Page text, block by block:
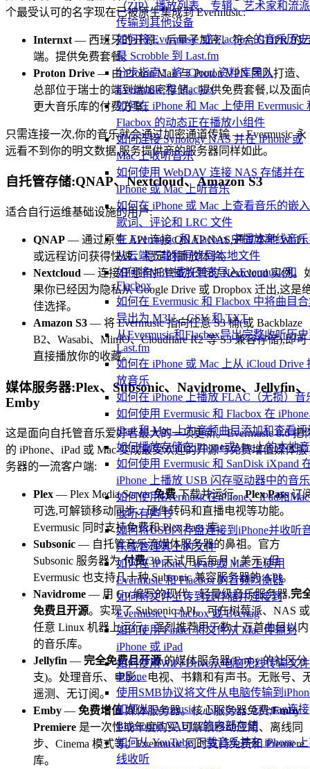
（ZIP）播放列表、专辑、艺术家和流
传输到其他设备
如何将 Evermusic 或 Flacbox 的音乐历
录 Scrobble 到 Last.fm
分步指南：将 iCloud 资料库导入
Evermusic 和 Flacbox
如何在 iPhone 和 Mac 上使用 Evermusic
Flacbox 的动态正在播放小组件
如何连接 Synology NAS 并在 iPhone 或
Mac 上收听音乐
如何使用 WebDAV 连接 NAS 存储并在
iPhone 或 Mac 上听音乐
如何在 iPhone 或 Mac 上查看音乐的嵌
歌词、评论和 LRC 文件
在 Evermusic 和 Flacbox 中播放离线音
从云端下载和同步到本地文件
如何将M3U播放列表导入Evermusic和
Flacbox
如何在 Evermusic 和 Flacbox 中将曲目
导出为 M3U、CSV 和 TXT
从Evermusic和Flacbox导出完整收听历
Last.fm
如何在 iPhone 或 Mac 上从 iCloud Drive
放音乐
如何在 iPhone 上播放 FLAC（无损）音
如何使用 Evermusic 和 Flacbox 在
iPad 和 Mac 上为音频曲目添加和查看评
如何播放存储在iPhone或Mac上的本地
如何使用 Evermusic 和 SanDisk iXpand
iPhone 上播放 USB 闪存驱动器中的音乐
如何使用Evermusic在iPhone、iPad和
收听有声书
如何将USB闪存盘连接到iPhone并收听
乐或管理其上的文件
如何在 iPhone、iPad 或 Mac 上使用
Evermusic 和 Flacbox 的音频均衡器
如何将文件上传到云存储并连接到
Evermusic、Flacbox 或 Evertag
如何使用 Finder 将文件从 Mac 传输到
iPhone 或 iPad
如何使用WiFi-Drive从电脑无线传输文
iPhone
使用SMB协议将文件从电脑传输到
如何从Evermusic、Flacbox、Evertag连接
Bluesound VAULT的内部存储
如何从 YouTube 下载音乐并在 iPhone
线收听
个最受认可的名字现在已被原生集成到 Evermusic:
Internxt — 西班牙的开源、后量子加密、符合 GDPR 的
端。提供免费套餐。
Proton Drive — 由 Proton Mail 与 Proton VPN 团队打造、
总部位于瑞士的端到端加密存储。提供免费套餐,以及面
更大音乐库的付费方案。
只需连接一次,你的音乐就会通过加密通道传输 — Evermusic 永
远看不到你的明文数据,服务提供商的服务器同样如此。
自托管存储:QNAP、Nextcloud、Amazon S3
适合自行运维基础设施的用户:
QNAP — 通过原生 API 连接 QNAP NAS,通过本地 Wi-Fi
或远程访问获得快速、稳定的播放体验。
Nextcloud — 连接任意自托管或托管的 Nextcloud 实例。
果你已经因为隐私从 Google Drive 或 Dropbox 迁出,这是
佳选择。
Amazon S3 — 将 Evermusic 指向任意 S3 桶(或 Backblaze
B2、Wasabi、MinIO、Cloudflare R2 等 S3 兼容存储),即可
直接播放你的收藏。
媒体服务器:Plex、Subsonic、Navidrome、Jellyfin、
Emby
这是面向自托管音乐爱好者最大的一项更新。Evermusic 8.6 把
的 iPhone、iPad 或 Mac 变成最受欢迎的开源与免费增值媒体服
务器的一流客户端:
Plex — Plex Media Server免费下载并运行。Plex Pass订
可选,可解锁移动同步、硬件转码和直播电视等功能。
Evermusic 同时支持免费和 Plex Pass 库。
Subsonic — 自托管音乐流媒体服务器的鼻祖。官方
Subsonic 服务器为付费(30 天试用后每月 1 美元),但
Evermusic 也支持几十种 Subsonic 兼容服务器的 API。
Navidrome — 用 Go 编写的现代、轻量级音乐服务器,完
免费且开源。实现了 Subsonic API。可在树莓派、NAS 或
任意 Linux 机器上运行。强烈推荐用于数十万首曲目以内
的音乐库。
Jellyfin — 完全免费且开源的媒体服务器(Emby 的社区分
支)。处理音乐、电影、电视、书籍和有声书。无账号、
遥测、无订阅。
Emby — 免费增值媒体服务器。核心服务器免费;Emby
Premiere 是一次性或年度购买,可解锁移动应用、离线同
步、Cinema 模式等。Evermusic 同时支持免费和 Premiere
库。